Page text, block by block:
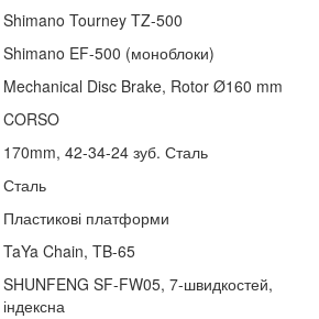
Shimano Tourney TZ-500
Shimano EF-500 (моноблоки)
Mechanical Disc Brake, Rotor Ø160 mm
CORSO
170mm, 42-34-24 зуб. Сталь
Сталь
Пластикові платформи
TaYa Chain, TB-65
SHUNFENG SF-FW05, 7-швидкостей,
індексна